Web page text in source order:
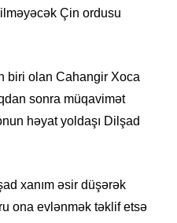
Çin ordusu
biri olan Cahangir Xoca
sonra müqavimət
həyat yoldaşı Dilşad
xanım əsir düşərək
ona evlənmək təklif etsə